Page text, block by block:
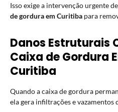
Isso exige a intervenção urgente
de gordura em Curitiba para
Danos Estruturais
Caixa de Gordura
Curitiba
Quando a caixa de gordura
ela gera infiltrações e vazamentos